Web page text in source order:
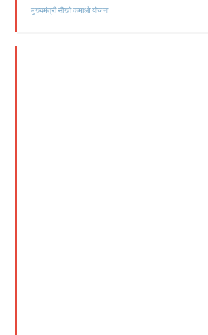
मुख्यमंत्री सीखो कमाओ योजना